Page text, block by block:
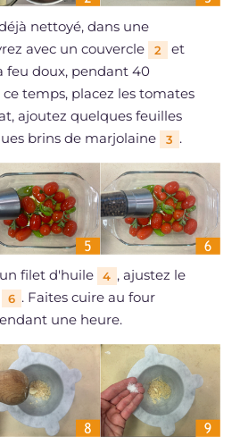
nettoyé, dans une
avec un couvercle 2
et
feu doux, pendant 40
temps, placez les tomates
ajoutez quelques feuilles
brins de marjolaine
3 .
filet d'huile 4 , ajustez le
6 . Faites cuire au four
une heure.